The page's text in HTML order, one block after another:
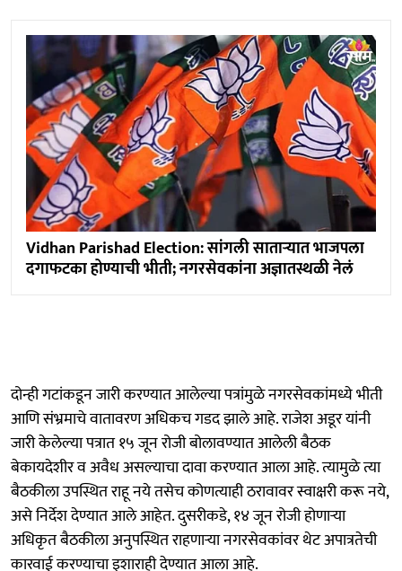
Vidhan Parishad Election: सांगली साताऱ्यात भाजपला
दगाफटका होण्याची भीती; नगरसेवकांना अज्ञातस्थळी नेलं
दोन्ही गटांकडून जारी करण्यात आलेल्या पत्रांमुळे नगरसेवकांमध्ये भीती
आणि संभ्रमाचे वातावरण अधिकच गडद झाले आहे. राजेश अडूर यांनी
जारी केलेल्या पत्रात १५ जून रोजी बोलावण्यात आलेली बैठक
बेकायदेशीर व अवैध असल्याचा दावा करण्यात आला आहे. त्यामुळे त्या
बैठकीला उपस्थित राहू नये तसेच कोणत्याही ठरावावर स्वाक्षरी करू नये,
असे निर्देश देण्यात आले आहेत. दुसरीकडे, १४ जून रोजी होणाऱ्या
अधिकृत बैठकीला अनुपस्थित राहणाऱ्या नगरसेवकांवर थेट अपात्रतेची
कारवाई करण्याचा इशाराही देण्यात आला आहे.